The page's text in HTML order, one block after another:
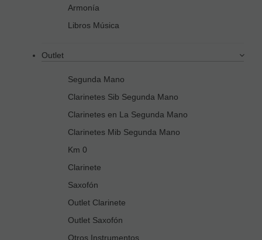
Armonía
Libros Música
Outlet
Segunda Mano
Clarinetes Sib Segunda Mano
Clarinetes en La Segunda Mano
Clarinetes Mib Segunda Mano
Km 0
Clarinete
Saxofón
Outlet Clarinete
Outlet Saxofón
Otros Instrumentos